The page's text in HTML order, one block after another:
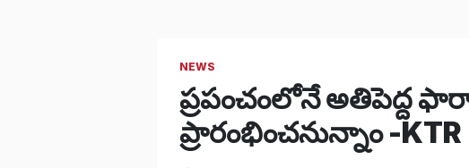
NEWS
ప్రపంచంలోనే అతిపెద్ద
ప్రారంభించనున్నాం -KTR